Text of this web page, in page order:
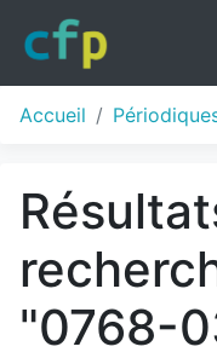
Accueil
"0768-